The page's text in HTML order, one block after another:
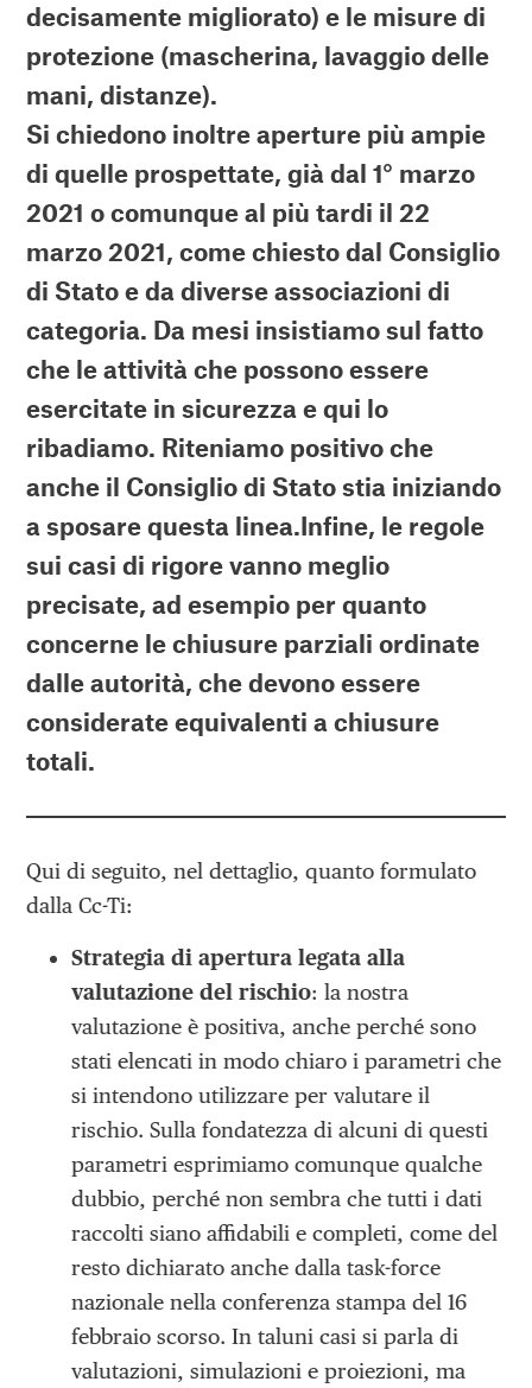
decisamente migliorato) e le misure di
protezione (mascherina, lavaggio delle
mani, distanze).
Si chiedono inoltre aperture più ampie
di quelle prospettate, già dal 1° marzo
2021 o comunque al più tardi il 22
marzo 2021, come chiesto dal Consiglio
di Stato e da diverse associazioni di
categoria. Da mesi insistiamo sul fatto
che le attività che possono essere
esercitate in sicurezza e qui lo
ribadiamo. Riteniamo positivo che
anche il Consiglio di Stato stia iniziando
a sposare questa linea.Infine, le regole
sui casi di rigore vanno meglio
precisate, ad esempio per quanto
concerne le chiusure parziali ordinate
dalle autorità, che devono essere
considerate equivalenti a chiusure
totali.
Qui di seguito, nel dettaglio, quanto formulato
dalla Cc-Ti:
Strategia di apertura legata alla
valutazione del rischio: la nostra
valutazione è positiva, anche perché sono
stati elencati in modo chiaro i parametri che
si intendono utilizzare per valutare il
rischio. Sulla fondatezza di alcuni di questi
parametri esprimiamo comunque qualche
dubbio, perché non sembra che tutti i dati
raccolti siano affidabili e completi, come del
resto dichiarato anche dalla task-force
nazionale nella conferenza stampa del 16
febbraio scorso. In taluni casi si parla di
valutazioni, simulazioni e proiezioni, ma